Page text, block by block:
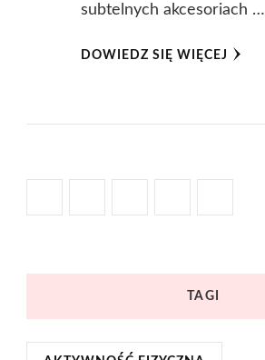
subtelnych akcesoriach …
DOWIEDZ SIĘ WIĘCEJ
TAGI